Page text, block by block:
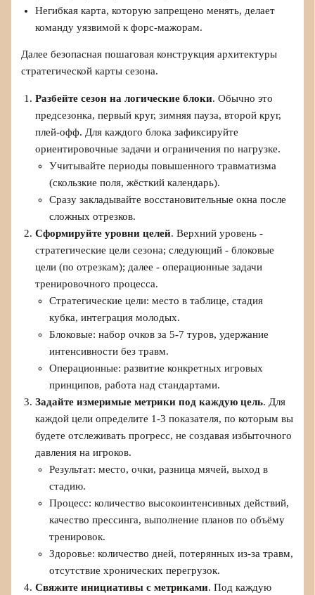
Негибкая карта, которую запрещено менять, делает
команду уязвимой к форс-мажорам.
Далее безопасная пошаговая конструкция архитектуры
стратегической карты сезона.
Разбейте сезон на логические блоки. Обычно это
предсезонка, первый круг, зимняя пауза, второй круг,
плей-офф. Для каждого блока зафиксируйте
ориентировочные задачи и ограничения по нагрузке.
Учитывайте периоды повышенного травматизма
(скользкие поля, жёсткий календарь).
Сразу закладывайте восстановительные окна после
сложных отрезков.
Сформируйте уровни целей. Верхний уровень -
стратегические цели сезона; следующий - блоковые
цели (по отрезкам); далее - операционные задачи
тренировочного процесса.
Стратегические цели: место в таблице, стадия
кубка, интеграция молодых.
Блоковые: набор очков за 5-7 туров, удержание
интенсивности без травм.
Операционные: развитие конкретных игровых
принципов, работа над стандартами.
Задайте измеримые метрики под каждую цель. Для
каждой цели определите 1-3 показателя, по которым вы
будете отслеживать прогресс, не создавая избыточного
давления на игроков.
Результат: место, очки, разница мячей, выход в
стадию.
Процесс: количество высокоинтенсивных действий,
качество прессинга, выполнение планов по объёму
тренировок.
Здоровье: количество дней, потерянных из-за травм,
отсутствие хронических перегрузок.
Свяжите инициативы с метриками. Под каждую